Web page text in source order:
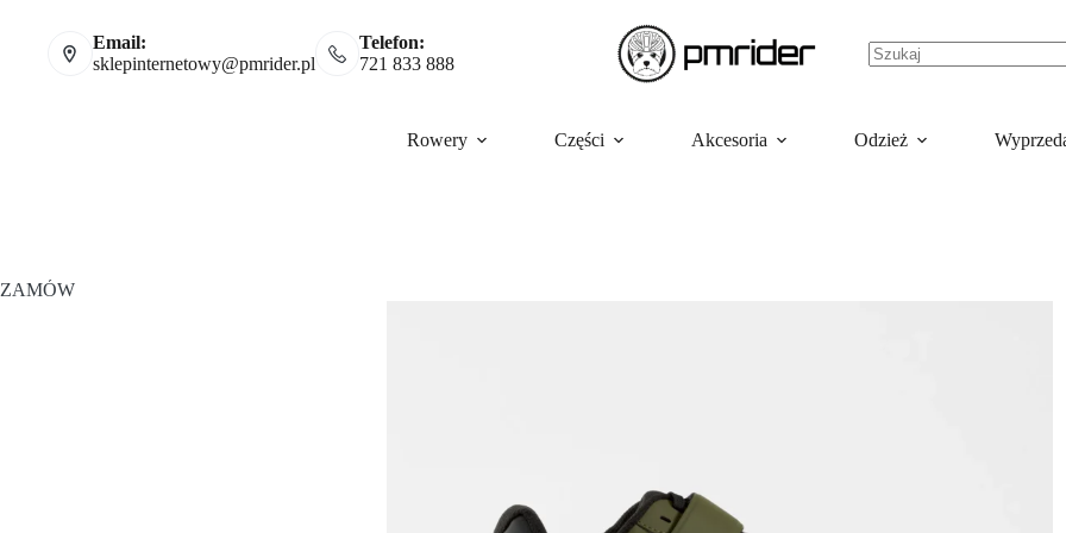
Email:
sklepinternetowy@pmrider.pl
Telefon:
721 833 888
Rowery Części Akcesoria Odzież
ZAMÓW